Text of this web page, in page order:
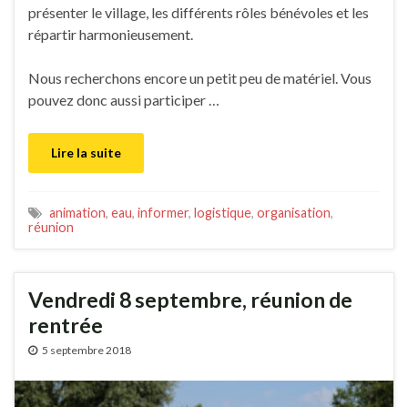
présenter le village, les différents rôles bénévoles et les
répartir harmonieusement.
Nous recherchons encore un petit peu de matériel. Vous
pouvez donc aussi participer …
Lire la suite
animation, eau, informer, logistique, organisation,
réunion
Vendredi 8 septembre, réunion de
rentrée
5 septembre 2018